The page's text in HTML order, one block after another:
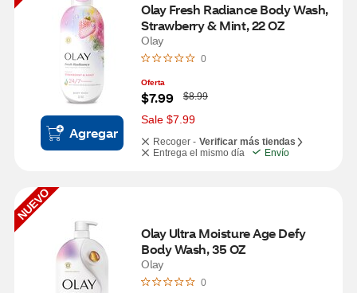
Agregar
Olay Fresh Radiance Body Wash,
Strawberry & Mint, 22 OZ
Olay
0
Oferta
$7.99
W
a
s
$8.99
Sale $7.99
Recoger - Verificar más tiendas
Entrega el mismo día
Envío
NUEVO
Olay Ultra Moisture Age Defy
Body Wash, 35 OZ
Olay
0